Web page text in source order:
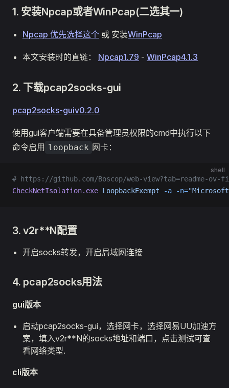
1. 安装Npcap或者WinPcap(二选其一)
Npcap 优先选择这个 或 安装WinPcap
本文安装时的直链： Npcap1.79 - WinPcap4.1.3
2. 下载pcap2socks-gui
pcap2socks-guiv0.2.0
使用gui客户端需要在具备管理员权限的cmd中执行以下
命令启用 loopback 网卡：
shell
# https://github.com/Boscop/web-view?tab=readme-
CheckNetIsolation.exe LoopbackExempt -a -n=
3. v2r**N配置
开启socks转发，开启局域网连接
4. pcap2socks用法
gui版本
启动pcap2socks-gui，选择网卡，选择网易UU加速方
案，填入v2r**N的socks地址和端口，点击测试可查
看网络类型.
cli版本